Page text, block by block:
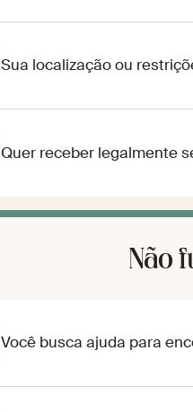
Sua localização ou
Quer receber legalmente
Não
Você busca ajuda para